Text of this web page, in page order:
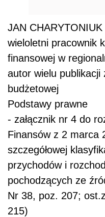
JAN CHARYTONIUK
wieloletni pracownik
finansowej w
autor wielu
budżetowej
Podstawy prawne
- załącznik nr 4 do
Finansów z 2 marca
szczegółowej
przychodów i
pochodzących ze
Nr 38, poz. 207;
215)